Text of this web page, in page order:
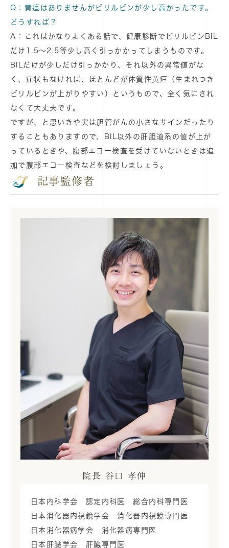
Q：黄疸はありませんがビリルビンが少し高かったです。
どうすれば？
A：これはかなりよくある話で、健康診断でビリルビンBIL
だけ1.5～2.5等少し高く引っかかってしまうものです。
BILだけが少しだけ引っかかり、それ以外の異常値がな
く、症状もなければ、ほとんどが体質性黄疸（生まれつき
ビリルビンが上がりやすい）というもので、全く気にされ
なくて大丈夫です。
ですが、と思いきや実は胆管がんの小さなサインだったり
することもありますので、BIL以外の肝胆道系の値が上が
っているときや、腹部エコー検査を受けていないときは追
加で腹部エコー検査などを検討しましょう。
記事監修者
院長 谷口 孝伸
日本内科学会 認定内科医 総合内科専門医
日本消化器内視鏡学会 消化器内視鏡専門医
日本消化器病学会 消化器病専門医
日本肝臓学会 肝臓専門医